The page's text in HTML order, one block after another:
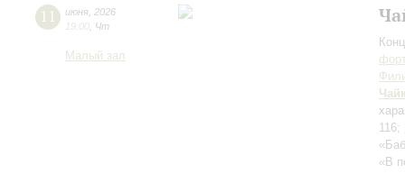
11 июня 2026
19:00 Чт
Малый зал
116;
«В